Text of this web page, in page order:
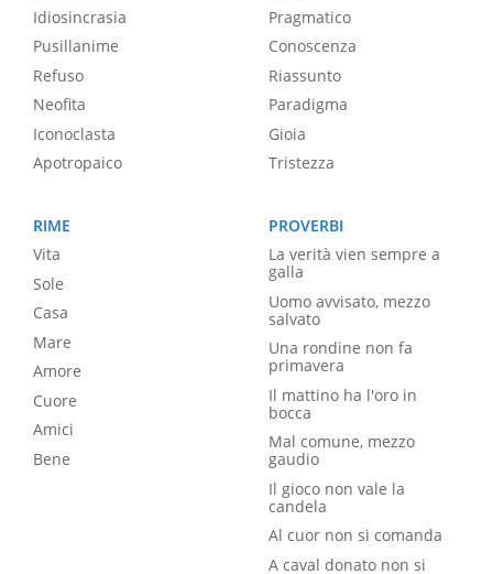
Idiosincrasia
Pusillanime
Refuso
Neofita
Iconoclasta
Apotropaico
Pragmatico
Conoscenza
Riassunto
Paradigma
Gioia
Tristezza
RIME
Vita
Sole
Casa
Mare
Amore
Cuore
Amici
Bene
PROVERBI
La verità vien sempre a
galla
Uomo avvisato, mezzo
salvato
Una rondine non fa
primavera
Il mattino ha l'oro in
bocca
Mal comune, mezzo
gaudio
Il gioco non vale la
candela
Al cuor non si comanda
A caval donato non si